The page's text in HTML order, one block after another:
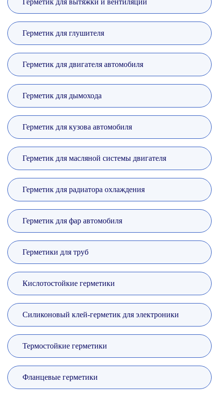
Герметик для вытяжки и вентиляции
Герметик для глушителя
Герметик для двигателя автомобиля
Герметик для дымохода
Герметик для кузова автомобиля
Герметик для масляной системы двигателя
Герметик для радиатора охлаждения
Герметик для фар автомобиля
Герметики для труб
Кислотостойкие герметики
Силиконовый клей-герметик для электроники
Термостойкие герметики
Фланцевые герметики